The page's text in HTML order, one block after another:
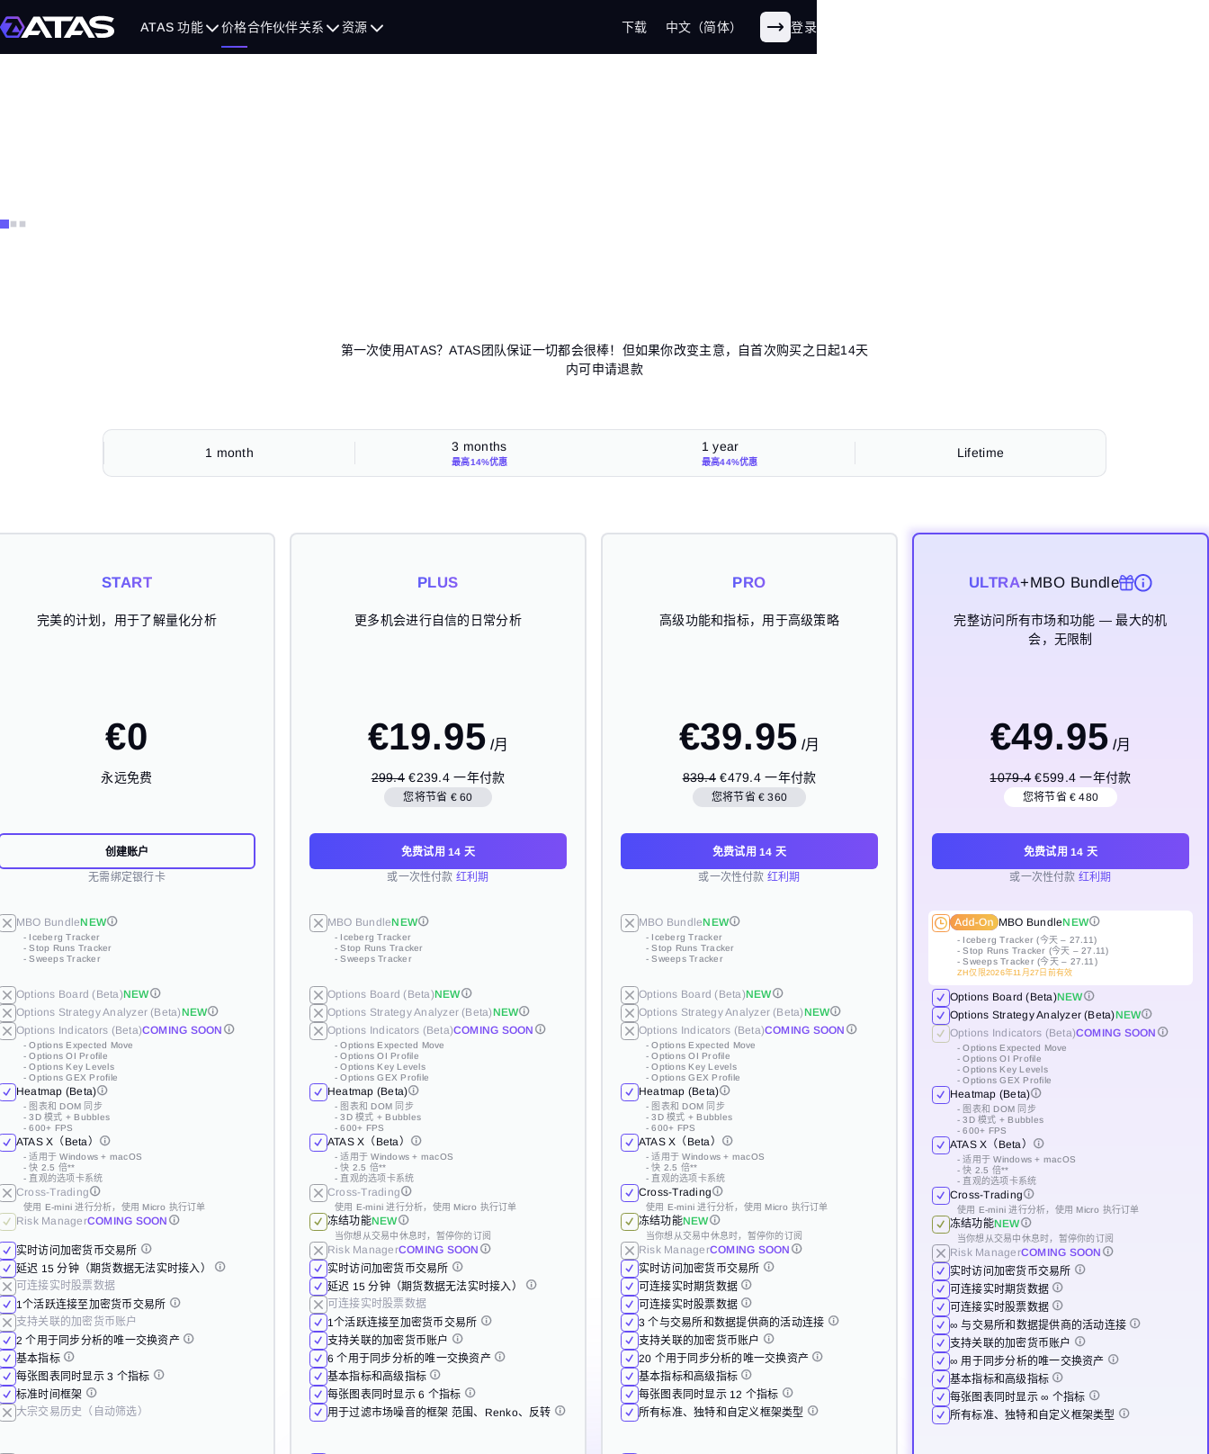
ATAS 功能 价格合作伙伴关系 资源 下载 中文（简体） 登录
第一次使用ATAS？ATAS团队保证一切都会很棒！但如果你改变主意，自首次购买之日起14天
内可申请退款
1 month 3 months
最高14%优惠
1 year
最高44%优惠
Lifetime
START
完美的计划，用于了解量化分析
€0
永远免费
创建账户
无需绑定银行卡
MBO BundleNEW
- Iceberg Tracker
- Stop Runs Tracker
- Sweeps Tracker
Options Board (Beta)NEW
Options Strategy Analyzer (Beta) NEW
Options Indicators (Beta)COMING SOON
- Options Expected Move
- Options OI Profile
- Options Key Levels
- Options GEX Profile
Heatmap (Beta)
- 图表和 DOM 同步
- 3D 模式 + Bubbles
- 600+ FPS
ATAS X（Beta）
- 适用于 Windows + macOS
- 快 2.5 倍**
- 直观的选项卡系统
Cross-Trading
使用 E-mini 进行分析，使用 Micro 执行订单
Risk ManagerCOMING SOON
实时访问加密货币交易所
延迟 15 分钟（期货数据无法实时接入）
可连接实时股票数据
1个活跃连接至加密货币交易所
支持关联的加密货币账户
2 个用于同步分析的唯一交换资产
基本指标
每张图表同时显示 3 个指标
标准时间框架
大宗交易历史（自动筛选）
PLUS
更多机会进行自信的日常分析
€24.95 /月
免费试用 14 天
或一次性付款 红利期
MBO BundleNEW
- Iceberg Tracker
- Stop Runs Tracker
- Sweeps Tracker
Options Board (Beta)NEW
Options Strategy Analyzer (Beta) NEW
Options Indicators (Beta)COMING SOON
- Options Expected Move
- Options OI Profile
- Options Key Levels
- Options GEX Profile
Heatmap (Beta)
- 图表和 DOM 同步
- 3D 模式 + Bubbles
- 600+ FPS
ATAS X（Beta）
- 适用于 Windows + macOS
- 快 2.5 倍**
- 直观的选项卡系统
Cross-Trading
使用 E-mini 进行分析，使用 Micro 执行订单
Risk ManagerCOMING SOON
实时访问加密货币交易所
延迟 15 分钟（期货数据无法实时接入）
可连接实时股票数据
1个活跃连接至加密货币交易所
支持关联的加密货币账户
6 个用于同步分析的唯一交换资产
基本指标和高级指标
每张图表同时显示 6 个指标
用于过滤市场噪音的框架 范围、Renko、反转
7 天大宗交易历史（自动筛选）
PRO
高级功能和指标，用于高级策略
€69.95 /月
免费试用 14 天
或一次性付款 红利期
MBO BundleNEW
- Iceberg Tracker
- Stop Runs Tracker
- Sweeps Tracker
Options Board (Beta)NEW
Options Strategy Analyzer (Beta) NEW
Options Indicators (Beta)COMING SOON
- Options Expected Move
- Options OI Profile
- Options Key Levels
- Options GEX Profile
Heatmap (Beta)
- 图表和 DOM 同步
- 3D 模式 + Bubbles
- 600+ FPS
ATAS X（Beta）
- 适用于 Windows + macOS
- 快 2.5 倍**
- 直观的选项卡系统
Cross-Trading
使用 E-mini 进行分析，使用 Micro 执行订单
Risk ManagerCOMING SOON
实时访问加密货币交易所
可连接实时期货数据
可连接实时股票数据
3 个与交易所和数据提供商的活动连接
支持关联的加密货币账户
20 个用于同步分析的唯一交换资产
基本指标和高级指标
每张图表同时显示 12 个指标
所有标准、独特和自定义框架类型
暂时提供 7 天的 Big Trades 历史记录（自动筛
ULTRA+MBO Bundle
完整访问所有市场和功能 — 最大的机
会，无限制
€89.95 /月
免费试用 14 天
或一次性付款 红利期
MBO BundleNEW
- Iceberg Tracker (今天 – 27.11)
- Stop Runs Tracker (今天 – 27.11)
- Sweeps Tracker (今天 – 27.11)
ZH仅限2026年11月27日前有效
Options Board (Beta)NEW
Options Strategy Analyzer (Beta)NEW
Options Indicators (Beta)COMING SOON
- Options Expected Move
- Options OI Profile
- Options Key Levels
- Options GEX Profile
Heatmap (Beta)
- 图表和 DOM 同步
- 3D 模式 + Bubbles
- 600+ FPS
ATAS X（Beta）
- 适用于 Windows + macOS
- 快 2.5 倍**
- 直观的选项卡系统
Cross-Trading
使用 E-mini 进行分析，使用 Micro 执行订单
Risk ManagerCOMING SOON
实时访问加密货币交易所
可连接实时期货数据
可连接实时股票数据
∞ 与交易所和数据提供商的活动连接
支持关联的加密货币账户
∞ 用于同步分析的唯一交换资产
基本指标和高级指标
每张图表同时显示 ∞ 个指标
所有标准、独特和自定义框架类型
暂时提供 7 天的 Big Trades 历史记录（自动筛
START
完美的计划，用于了解量化分析
€0
永远免费
创建账户
无需绑定银行卡
MBO BundleNEW
- Iceberg Tracker
- Stop Runs Tracker
- Sweeps Tracker
Options Board (Beta)NEW
Options Strategy Analyzer (Beta) NEW
Options Indicators (Beta)COMING SOON
- Options Expected Move
- Options OI Profile
- Options Key Levels
- Options GEX Profile
Heatmap (Beta)
- 图表和 DOM 同步
- 3D 模式 + Bubbles
- 600+ FPS
ATAS X（Beta）
- 适用于 Windows + macOS
- 快 2.5 倍**
- 直观的选项卡系统
Cross-Trading
使用 E-mini 进行分析，使用 Micro 执行订单
Risk ManagerCOMING SOON
实时访问加密货币交易所
延迟 15 分钟（期货数据无法实时接入）
可连接实时股票数据
1个活跃连接至加密货币交易所
支持关联的加密货币账户
2 个用于同步分析的唯一交换资产
基本指标
每张图表同时显示 3 个指标
标准时间框架
大宗交易历史（自动筛选）
PLUS
更多机会进行自信的日常分析
€23.95 /月
74.9€71.8 3个月付款
免费试用 14 天
或一次性付款 红利期
MBO BundleNEW
- Iceberg Tracker
- Stop Runs Tracker
- Sweeps Tracker
Options Board (Beta)NEW
Options Strategy Analyzer (Beta) NEW
Options Indicators (Beta)COMING SOON
- Options Expected Move
- Options OI Profile
- Options Key Levels
- Options GEX Profile
Heatmap (Beta)
- 图表和 DOM 同步
- 3D 模式 + Bubbles
- 600+ FPS
ATAS X（Beta）
- 适用于 Windows + macOS
- 快 2.5 倍**
- 直观的选项卡系统
Cross-Trading
使用 E-mini 进行分析，使用 Micro 执行订单
Risk ManagerCOMING SOON
实时访问加密货币交易所
延迟 15 分钟（期货数据无法实时接入）
可连接实时股票数据
1个活跃连接至加密货币交易所
支持关联的加密货币账户
6 个用于同步分析的唯一交换资产
基本指标和高级指标
每张图表同时显示 6 个指标
用于过滤市场噪音的框架 范围、Renko、反转
7 天大宗交易历史（自动筛选）
PRO
高级功能和指标，用于高级策略
€59.95 /月
209.9€179.8 3个月付款
您将节省 € 30
免费试用 14 天
或一次性付款 红利期
MBO BundleNEW
- Iceberg Tracker
- Stop Runs Tracker
- Sweeps Tracker
Options Board (Beta)NEW
Options Strategy Analyzer (Beta) NEW
Options Indicators (Beta)COMING SOON
- Options Expected Move
- Options OI Profile
- Options Key Levels
- Options GEX Profile
Heatmap (Beta)
- 图表和 DOM 同步
- 3D 模式 + Bubbles
- 600+ FPS
ATAS X（Beta）
- 适用于 Windows + macOS
- 快 2.5 倍**
- 直观的选项卡系统
Cross-Trading
使用 E-mini 进行分析，使用 Micro 执行订单
Risk ManagerCOMING SOON
实时访问加密货币交易所
可连接实时期货数据
可连接实时股票数据
3 个与交易所和数据提供商的活动连接
支持关联的加密货币账户
20 个用于同步分析的唯一交换资产
基本指标和高级指标
每张图表同时显示 12 个指标
所有标准、独特和自定义框架类型
暂时提供 7 天的 Big Trades 历史记录（自动筛
ULTRA+MBO Bundle
完整访问所有市场和功能 — 最大的机
会，无限制
€79.95 /月
269.9€239.8 3个月付款
您将节省 € 30
免费试用 14 天
或一次性付款 红利期
MBO BundleNEW
- Iceberg Tracker (今天 – 27.11)
- Stop Runs Tracker (今天 – 27.11)
- Sweeps Tracker (今天 – 27.11)
ZH仅限2026年11月27日前有效
Options Board (Beta)NEW
Options Strategy Analyzer (Beta)NEW
Options Indicators (Beta)COMING SOON
- Options Expected Move
- Options OI Profile
- Options Key Levels
- Options GEX Profile
Heatmap (Beta)
- 图表和 DOM 同步
- 3D 模式 + Bubbles
- 600+ FPS
ATAS X（Beta）
- 适用于 Windows + macOS
- 快 2.5 倍**
- 直观的选项卡系统
Cross-Trading
使用 E-mini 进行分析，使用 Micro 执行订单
Risk ManagerCOMING SOON
实时访问加密货币交易所
可连接实时期货数据
可连接实时股票数据
∞ 与交易所和数据提供商的活动连接
支持关联的加密货币账户
∞ 用于同步分析的唯一交换资产
基本指标和高级指标
每张图表同时显示 ∞ 个指标
所有标准、独特和自定义框架类型
暂时提供 7 天的 Big Trades 历史记录（自动筛
START
完美的计划，用于了解量化分析
€0
永远免费
创建账户
无需绑定银行卡
MBO BundleNEW
- Iceberg Tracker
- Stop Runs Tracker
- Sweeps Tracker
Options Board (Beta)NEW
Options Strategy Analyzer (Beta) NEW
Options Indicators (Beta)COMING SOON
- Options Expected Move
- Options OI Profile
- Options Key Levels
- Options GEX Profile
Heatmap (Beta)
- 图表和 DOM 同步
- 3D 模式 + Bubbles
- 600+ FPS
ATAS X（Beta）
- 适用于 Windows + macOS
- 快 2.5 倍**
- 直观的选项卡系统
Cross-Trading
使用 E-mini 进行分析，使用 Micro 执行订单
Risk ManagerCOMING SOON
实时访问加密货币交易所
延迟 15 分钟（期货数据无法实时接入）
可连接实时股票数据
1个活跃连接至加密货币交易所
支持关联的加密货币账户
2 个用于同步分析的唯一交换资产
基本指标
每张图表同时显示 3 个指标
标准时间框架
大宗交易历史（自动筛选）
PLUS
更多机会进行自信的日常分析
€19.95 /月
299.4 €239.4 一年付款
您将节省 € 60
免费试用 14 天
或一次性付款 红利期
MBO BundleNEW
- Iceberg Tracker
- Stop Runs Tracker
- Sweeps Tracker
Options Board (Beta)NEW
Options Strategy Analyzer (Beta) NEW
Options Indicators (Beta)COMING SOON
- Options Expected Move
- Options OI Profile
- Options Key Levels
- Options GEX Profile
Heatmap (Beta)
- 图表和 DOM 同步
- 3D 模式 + Bubbles
- 600+ FPS
ATAS X（Beta）
- 适用于 Windows + macOS
- 快 2.5 倍**
- 直观的选项卡系统
Cross-Trading
使用 E-mini 进行分析，使用 Micro 执行订单
冻结功能NEW
当你想从交易中休息时，暂停你的订阅
Risk ManagerCOMING SOON
实时访问加密货币交易所
延迟 15 分钟（期货数据无法实时接入）
可连接实时股票数据
1个活跃连接至加密货币交易所
支持关联的加密货币账户
6 个用于同步分析的唯一交换资产
基本指标和高级指标
每张图表同时显示 6 个指标
用于过滤市场噪音的框架 范围、Renko、反转
PRO
高级功能和指标，用于高级策略
€39.95 /月
839.4 €479.4 一年付款
您将节省 € 360
免费试用 14 天
或一次性付款 红利期
MBO BundleNEW
- Iceberg Tracker
- Stop Runs Tracker
- Sweeps Tracker
Options Board (Beta)NEW
Options Strategy Analyzer (Beta) NEW
Options Indicators (Beta)COMING SOON
- Options Expected Move
- Options OI Profile
- Options Key Levels
- Options GEX Profile
Heatmap (Beta)
- 图表和 DOM 同步
- 3D 模式 + Bubbles
- 600+ FPS
ATAS X（Beta）
- 适用于 Windows + macOS
- 快 2.5 倍**
- 直观的选项卡系统
Cross-Trading
使用 E-mini 进行分析，使用 Micro 执行订单
冻结功能NEW
当你想从交易中休息时，暂停你的订阅
Risk ManagerCOMING SOON
实时访问加密货币交易所
可连接实时期货数据
可连接实时股票数据
3 个与交易所和数据提供商的活动连接
支持关联的加密货币账户
20 个用于同步分析的唯一交换资产
基本指标和高级指标
每张图表同时显示 12 个指标
所有标准、独特和自定义框架类型
ULTRA+MBO Bundle
完整访问所有市场和功能 — 最大的机
会，无限制
€49.95 /月
1079.4€599.4 一年付款
您将节省 € 480
免费试用 14 天
或一次性付款 红利期
MBO BundleNEW
- Iceberg Tracker (今天 – 27.11)
- Stop Runs Tracker (今天 – 27.11)
- Sweeps Tracker (今天 – 27.11)
ZH仅限2026年11月27日前有效
Options Board (Beta)NEW
Options Strategy Analyzer (Beta)NEW
Options Indicators (Beta)COMING SOON
- Options Expected Move
- Options OI Profile
- Options Key Levels
- Options GEX Profile
Heatmap (Beta)
- 图表和 DOM 同步
- 3D 模式 + Bubbles
- 600+ FPS
ATAS X（Beta）
- 适用于 Windows + macOS
- 快 2.5 倍**
- 直观的选项卡系统
Cross-Trading
使用 E-mini 进行分析，使用 Micro 执行订单
冻结功能NEW
当你想从交易中休息时，暂停你的订阅
Risk ManagerCOMING SOON
实时访问加密货币交易所
可连接实时期货数据
可连接实时股票数据
∞ 与交易所和数据提供商的活动连接
支持关联的加密货币账户
∞ 用于同步分析的唯一交换资产
基本指标和高级指标
每张图表同时显示 ∞ 个指标
所有标准、独特和自定义框架类型
START
完美的计划，用于了解量化分析
€0
永远免费
创建账户
无需绑定银行卡
MBO BundleNEW
- Iceberg Tracker
- Stop Runs Tracker
- Sweeps Tracker
Options Board (Beta)NEW
Options Strategy Analyzer (Beta) NEW
Options Indicators (Beta)COMING SOON
- Options Expected Move
- Options OI Profile
- Options Key Levels
- Options GEX Profile
Heatmap (Beta)
- 图表和 DOM 同步
- 3D 模式 + Bubbles
- 600+ FPS
ATAS X（Beta）
- 适用于 Windows + macOS
- 快 2.5 倍**
- 直观的选项卡系统
Cross-Trading
使用 E-mini 进行分析，使用 Micro 执行订单
Risk ManagerCOMING SOON
实时访问加密货币交易所
延迟 15 分钟（期货数据无法实时接入）
可连接实时股票数据
1个活跃连接至加密货币交易所
支持关联的加密货币账户
2 个用于同步分析的唯一交换资产
基本指标
每张图表同时显示 3 个指标
标准时间框架
大宗交易历史（自动筛选）
PLUS
更多机会进行自信的日常分析
€999
Lifetime
立即支付
- Iceberg Tracker
- Stop Runs Tracker
- Sweeps Tracker
Options Strategy Analyzer (Beta)
Options Indicators (Beta)COMING SOON
- Options Expected Move
- Options OI Profile
- Options Key Levels
- Options GEX Profile
Heatmap (Beta)
- 图表和 DOM 同步
- 3D 模式 + Bubbles
- 600+ FPS
ATAS X（Beta）
- 适用于 Windows + macOS
- 快 2.5 倍**
- 直观的选项卡系统
Cross-Trading
使用 E-mini 进行分析，使用 Micro 执行订单
Risk ManagerCOMING SOON
实时访问加密货币交易所
延迟 15 分钟（期货数据无法实时接入）
可连接实时股票数据
1个活跃连接至加密货币交易所
支持关联的加密货币账户
6 个用于同步分析的唯一交换资产
基本指标和高级指标
每张图表同时显示 6 个指标
用于过滤市场噪音的框架 范围、Renko、反转
7 天大宗交易历史（自动筛选）
PRO
高级功能和指标，用于高级策略
€1,799
Lifetime
立即支付
- Iceberg Tracker
- Stop Runs Tracker
- Sweeps Tracker
Options Strategy Analyzer (Beta)
Options Indicators (Beta)COMING SOON
- Options Expected Move
- Options OI Profile
- Options Key Levels
- Options GEX Profile
Heatmap (Beta)
- 图表和 DOM 同步
- 3D 模式 + Bubbles
- 600+ FPS
ATAS X（Beta）
- 适用于 Windows + macOS
- 快 2.5 倍**
- 直观的选项卡系统
Cross-Trading
使用 E-mini 进行分析，使用 Micro 执行订单
Risk ManagerCOMING SOON
实时访问加密货币交易所
可连接实时期货数据
可连接实时股票数据
3 个与交易所和数据提供商的活动连接
支持关联的加密货币账户
20 个用于同步分析的唯一交换资产
基本指标和高级指标
每张图表同时显示 12 个指标
所有标准、独特和自定义框架类型
暂时提供 7 天的 Big Trades 历史记录（自动筛
选）
ULTRA+MBO Bundle
完整访问所有市场和功能 — 最大的机
会，无限制
€1,999
Lifetime
立即支付
- Iceberg Tracker (今天 – 27.11)
- Stop Runs Tracker (今天 – 27.11)
- Sweeps Tracker (今天 – 27.11)
ZH仅限2026年11月27日前有效
Options Strategy Analyzer (Beta)
Options Indicators (Beta)COMING SOON
- Options Expected Move
- Options OI Profile
- Options Key Levels
- Options GEX Profile
Heatmap (Beta)
- 图表和 DOM 同步
- 3D 模式 + Bubbles
- 600+ FPS
ATAS X（Beta）
- 适用于 Windows + macOS
- 快 2.5 倍**
- 直观的选项卡系统
Cross-Trading
使用 E-mini 进行分析，使用 Micro 执行订单
Risk ManagerCOMING SOON
实时访问加密货币交易所
可连接实时期货数据
可连接实时股票数据
∞ 与交易所和数据提供商的活动连接
支持关联的加密货币账户
∞ 用于同步分析的唯一交换资产
基本指标和高级指标
每张图表同时显示 ∞ 个指标
所有标准、独特和自定义框架类型
暂时提供 7 天的 Big Trades 历史记录（自动筛
选）